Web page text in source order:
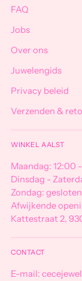
FAQ
Jobs
Over ons
Juwelengids
Privacy beleid
Verzenden &
WINKEL AALST
Maandag: 12:00
Dinsdag -
Zondag: gesloten
Afwijkende
Kattestraat 2,
CONTACT
E-mail: